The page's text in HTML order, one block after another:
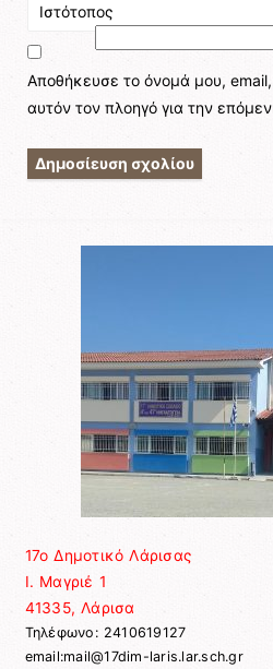
Ιστότοπος
Αποθήκευσε το όνομά μου, email,
αυτόν τον πλοηγό για την
17ο Δημοτικό Λάρισας
Ι. Μαγριέ 1
41335, Λάρισα
Τηλέφωνο: 2410619127
email:mail@17dim-laris.lar.sch.gr